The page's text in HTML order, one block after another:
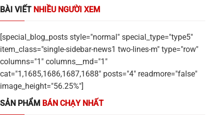
BÀI VIẾT NHIỀU NGƯỜI XEM
[special_blog_posts style="normal" special_type="type5"
item_class="single-sidebar-news1 two-lines-m" type="row"
columns="1" columns__md="1"
cat="1,1685,1686,1687,1688" posts="4" readmore="false"
image_height="56.25%"]
SẢN PHẨM BÁN CHẠY NHẤT